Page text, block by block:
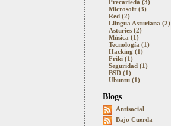
Precariedá (3)
Microsoft (3)
Red (2)
Llingua Asturiana (2)
Asturies (2)
Música (1)
Tecnología (1)
Hacking (1)
Friki (1)
Seguridad (1)
BSD (1)
Ubuntu (1)
Blogs
Antisocial
Bajo Cuerda